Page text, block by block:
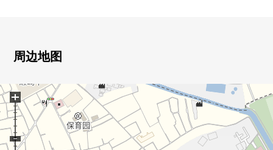
▼设备
・在各层在厕所有，忙的早晨可以同时使用
▼翻新内容(打算在2026年10月完成)
[交换]厨房，浴室，厕所，盥洗台，热水供应器，炉子
[张替]Cross，靠垫层，层瓷砖
周边地图
+